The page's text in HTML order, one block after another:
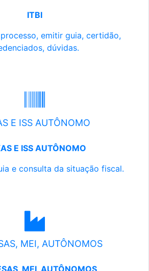
ITBI
emitir guia, certidão,
dúvidas.
E ISS AUTÔNOMO
E ISS AUTÔNOMO
e consulta da situação fiscal.
MEI, AUTÔNOMOS